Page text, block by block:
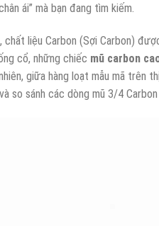
ái” mà bạn đang tìm kiếm.
liệu Carbon (Sợi Carbon)
cổ, những chiếc mũ carbon
giữa hàng loạt mẫu mã trên
so sánh các dòng mũ 3/4 Carbon